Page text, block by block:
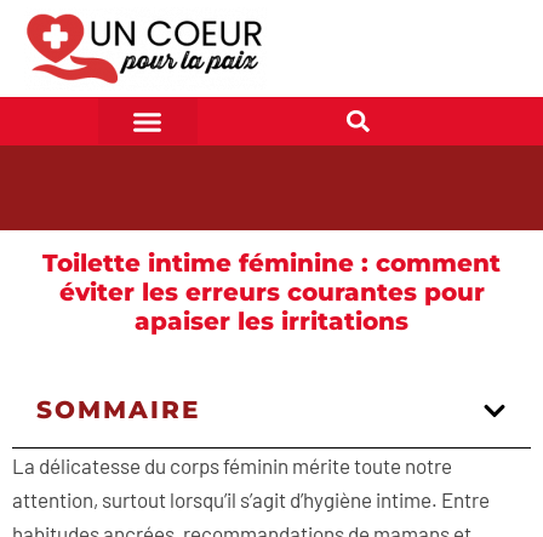
Toilette intime féminine : comment
éviter les erreurs courantes pour
apaiser les irritations
SOMMAIRE
La délicatesse du corps féminin mérite toute notre
attention, surtout lorsqu’il s’agit d’hygiène intime. Entre